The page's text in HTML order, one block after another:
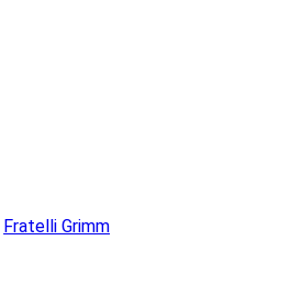
Fratelli Grimm